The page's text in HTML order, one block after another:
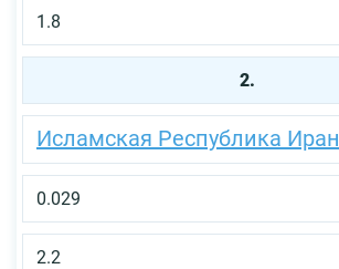
1.8
2.
Исламская Республика Иран
0.029
2.2